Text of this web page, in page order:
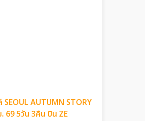
SEOUL AUTUMN STORY
69 5วัน 3คืน บิน ZE